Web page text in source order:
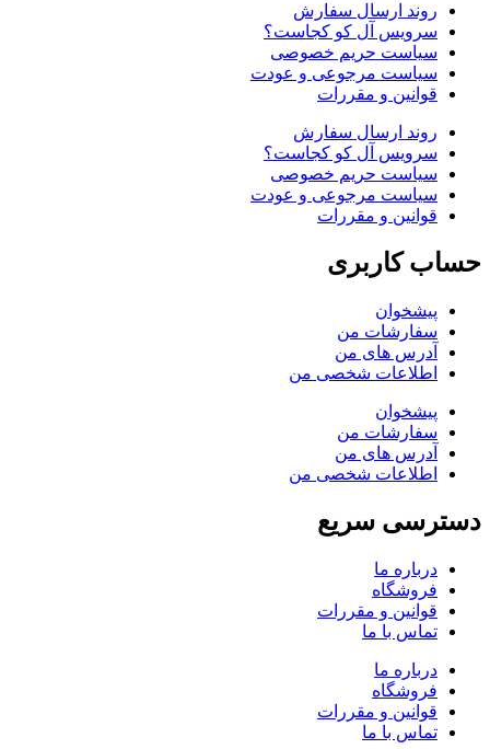
روند ارسال سفارش
سرویس آل کو کجاست؟
سیاست حریم خصوصی
سیاست مرجوعی و عودت
قوانین و مقررات
روند ارسال سفارش
سرویس آل کو کجاست؟
سیاست حریم خصوصی
سیاست مرجوعی و عودت
قوانین و مقررات
حساب کاربری
پیشخوان
سفارشات من
آدرس های من
اطلاعات شخصی من
پیشخوان
سفارشات من
آدرس های من
اطلاعات شخصی من
دسترسی سریع
درباره ما
فروشگاه
قوانین و مقررات
تماس با ما
درباره ما
فروشگاه
قوانین و مقررات
تماس با ما